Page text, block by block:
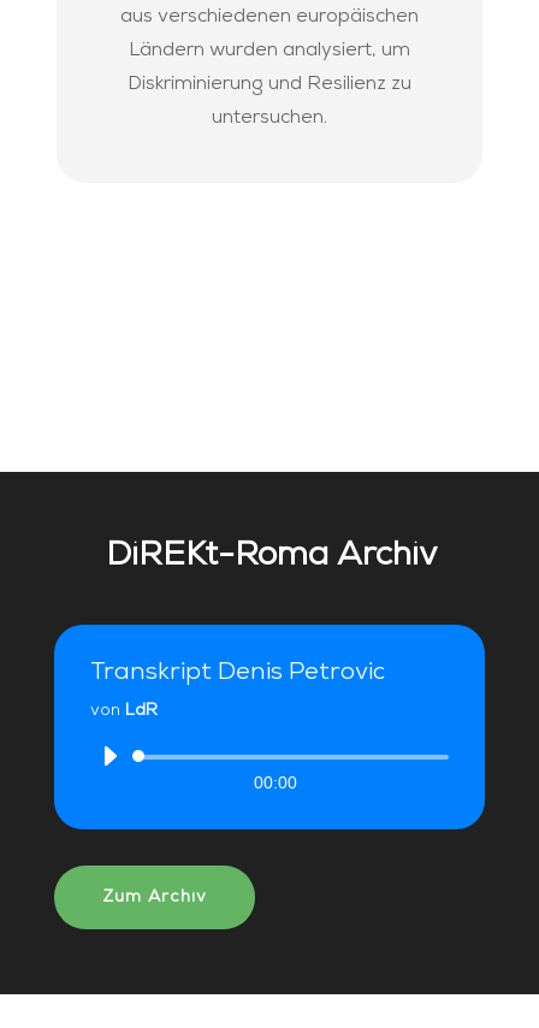
aus verschiedenen europäischen
Ländern wurden analysiert, um
Diskriminierung und Resilienz zu
untersuchen.
DiREKt-Roma Archiv
Transkript Denis Petrovic
von LdR
Audio-
00:00
Zum Archiv